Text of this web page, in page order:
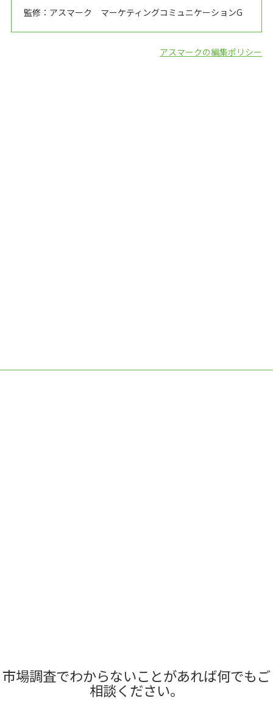
監修：アスマーク マーケティングコミュニケーションG
アスマークの編集ポリシー
市場調査でわからないことがあれば何でもご
相談ください。